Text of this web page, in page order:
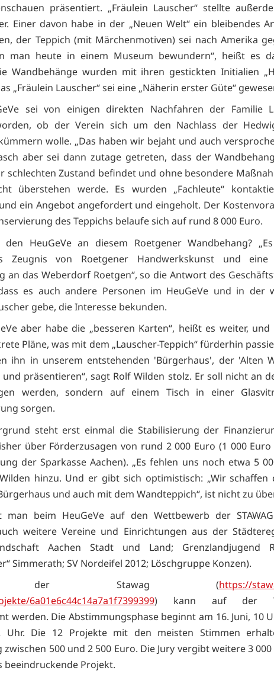
präsentiert. „Fräulein Lauscher“ stellte
Einer davon habe in der „Neuen Welt“ ein bleibendes
der Teppich (mit Märchenmotiven) sei nach Amerika
man heute in einem Museum bewundern“, heißt es
Wandbehänge wurden mit ihren gestickten Initialien
„Fräulein Lauscher“ sei eine „Näherin erster Güte“
sei von einigen direkten Nachfahren der Familie
ob der Verein sich um den Nachlass der
wolle. „Das haben wir bejaht und auch
aber sei dann zutage getreten, dass der
schlechten Zustand befindet und ohne besondere
überstehen werde. Es wurden „Fachleute“
ein Angebot angefordert und eingeholt. Der
des Teppichs belaufe sich auf rund 8 000 Euro.
HeuGeVe an diesem Roetgener Wandbehang?
Zeugnis von Roetgener Handwerkskunst und eine
an das Weberdorf Roetgen“, so die Antwort des
es auch andere Personen im HeuGeVe und in der
gebe, die Interesse bekunden.
aber habe die „besseren Karten“, heißt es weiter,
Pläne, was mit dem „Lauscher-Teppich“ fürderhin
ihn in unserem entstehenden 'Bürgerhaus', der 'Alten
präsentieren“, sagt Rolf Wilden stolz. Er soll nicht an
werden, sondern auf einem Tisch in einer
sorgen.
steht erst einmal die Stabilisierung der
über Förderzusagen von rund 2 000 Euro (1 000
der Sparkasse Aachen). „Es fehlen uns noch etwa 5
hinzu. Und er gibt sich optimistisch: „Wir schaffen
und auch mit dem Wandteppich“, ist nicht zu
man beim HeuGeVe auf den Wettbewerb der
weitere Vereine und Einrichtungen aus der
Aachen Stadt und Land; Grenzlandjugend
Simmerath; SV Nordeifel 2012; Löschgruppe Konzen).
der Stawag (https://
6a01e6c44c14a7a1f7399399) kann auf der
werden. Die Abstimmungsphase beginnt am 16. Juni, 10
Uhr. Die 12 Projekte mit den meisten Stimmen
zwischen 500 und 2 500 Euro. Die Jury vergibt weitere 3
beeindruckende Projekt.